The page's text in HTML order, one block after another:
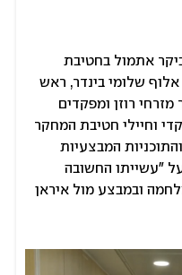
אתמול בחטיבת
שלומי בינדר, ראש
רוזן ומפקדים
וחיילי חטיבת המחקר
המבצעיות
"עשייתו החשובה
ובמבצע מול איראן